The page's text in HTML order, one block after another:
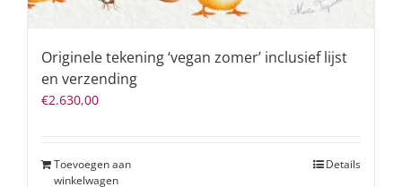
Originele tekening ‘vegan zomer’ inclusief lijst
en verzending
€2.630,00
Toevoegen aan
winkelwagen
Details